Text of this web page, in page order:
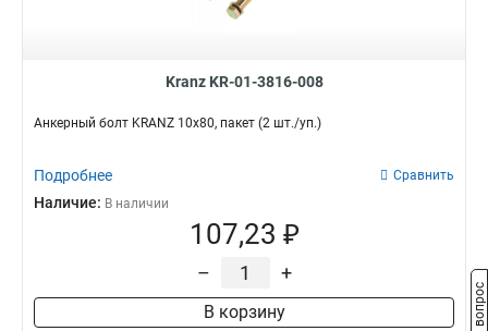
Kranz KR-01-3816-008
Анкерный болт KRANZ 10х80, пакет (2 шт./уп.)
Подробнее Сравнить
Наличие: В наличии
107,23 ₽
– +
В корзину